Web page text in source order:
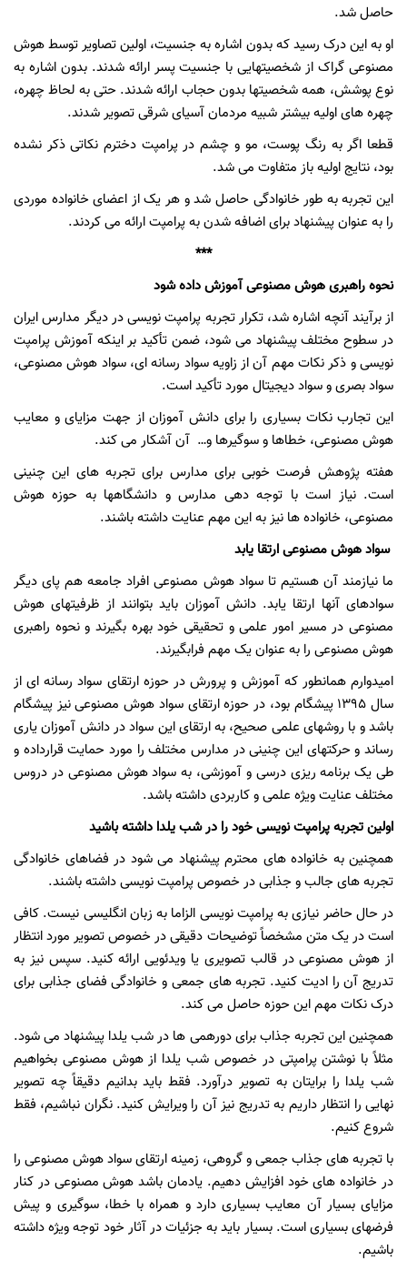
حاصل شد.
او به این درک رسید که بدون اشاره به جنسیت، اولین تصاویر توسط هوش
مصنوعی گراک از شخصیتهایی با جنسیت پسر ارائه شدند. بدون اشاره به
نوع پوشش، همه شخصیتها بدون حجاب ارائه شدند. حتی به لحاظ چهره،
چهره های اولیه بیشتر شبیه مردمان آسیای شرقی تصویر شدند.
قطعا اگر به رنگ پوست، مو و چشم در پرامپت دخترم نکاتی ذکر نشده
بود، نتایج اولیه باز متفاوت می شد.
این تجربه به طور خانوادگی حاصل شد و هر یک از اعضای خانواده موردی
را به عنوان پیشنهاد برای اضافه شدن به پرامپت ارائه می کردند.
***
نحوه راهبری هوش مصنوعی آموزش داده شود
از برآیند آنچه اشاره شد، تکرار تجربه پرامپت نویسی در دیگر مدارس ایران
در سطوح مختلف پیشنهاد می شود، ضمن تأکید بر اینکه آموزش پرامپت
نویسی و ذکر نکات مهم آن از زاویه سواد رسانه ای، سواد هوش مصنوعی،
سواد بصری و سواد دیجیتال مورد تأکید است.
این تجارب نکات بسیاری را برای دانش آموزان از جهت مزایای و معایب
هوش مصنوعی، خطاها و سوگیرها و… آن آشکار می کند.
هفته پژوهش فرصت خوبی برای مدارس برای تجربه های این چنینی
است. نیاز است با توجه دهی مدارس و دانشگاهها به حوزه هوش
مصنوعی، خانواده ها نیز به این مهم عنایت داشته باشند.
سواد هوش مصنوعی ارتقا یابد
ما نیازمند آن هستیم تا سواد هوش مصنوعی افراد جامعه هم پای دیگر
سوادهای آنها ارتقا یابد. دانش آموزان باید بتوانند از ظرفیتهای هوش
مصنوعی در مسیر امور علمی و تحقیقی خود بهره بگیرند و نحوه راهبری
هوش مصنوعی را به عنوان یک مهم فرابگیرند.
امیدوارم همانطور که آموزش و پرورش در حوزه ارتقای سواد رسانه ای از
سال ۱۳۹۵ پیشگام بود، در حوزه ارتقای سواد هوش مصنوعی نیز پیشگام
باشد و با روشهای علمی صحیح، به ارتقای این سواد در دانش آموزان یاری
رساند و حرکتهای این چنینی در مدارس مختلف را مورد حمایت قرارداده و
طی یک برنامه ریزی درسی و آموزشی، به سواد هوش مصنوعی در دروس
مختلف عنایت ویژه علمی و کاربردی داشته باشد.
اولین تجربه پرامپت نویسی خود را در شب یلدا داشته باشید
همچنین به خانواده های محترم پیشنهاد می شود در فضاهای خانوادگی
تجربه های جالب و جذابی در خصوص پرامپت نویسی داشته باشند.
در حال حاضر نیازی به پرامپت نویسی الزاما به زبان انگلیسی نیست. کافی
است در یک متن مشخصاً توضیحات دقیقی در خصوص تصویر مورد انتظار
از هوش مصنوعی در قالب تصویری یا ویدئویی ارائه کنید. سپس نیز به
تدریج آن را ادیت کنید. تجربه های جمعی و خانوادگی فضای جذابی برای
درک نکات مهم این حوزه حاصل می کند.
همچنین این تجربه جذاب برای دورهمی ها در شب یلدا پیشنهاد می شود.
مثلاً با نوشتن پرامپتی در خصوص شب یلدا از هوش مصنوعی بخواهیم
شب یلدا را برایتان به تصویر درآورد. فقط باید بدانیم دقیقاً چه تصویر
نهایی را انتظار داریم به تدریج نیز آن را ویرایش کنید. نگران نباشیم، فقط
شروع کنیم.
با تجربه های جذاب جمعی و گروهی، زمینه ارتقای سواد هوش مصنوعی را
در خانواده های خود افزایش دهیم. یادمان باشد هوش مصنوعی در کنار
مزایای بسیار آن معایب بسیاری دارد و همراه با خطا، سوگیری و پیش
فرضهای بسیاری است. بسیار باید به جزئیات در آثار خود توجه ویژه داشته
باشیم.